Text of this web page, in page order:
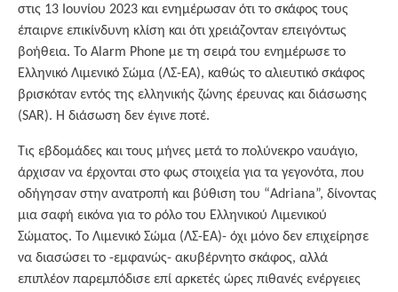
στις 13 Ιουνίου 2023 και ενημέρωσαν ότι το σκάφος τους
έπαιρνε επικίνδυνη κλίση και ότι χρειάζονταν επειγόντως
βοήθεια. Το Alarm Phone με τη σειρά του ενημέρωσε το
Ελληνικό Λιμενικό Σώμα (ΛΣ-ΕΑ), καθώς το αλιευτικό σκάφος
βρισκόταν εντός της ελληνικής ζώνης έρευνας και διάσωσης
(SAR). Η διάσωση δεν έγινε ποτέ.
Τις εβδομάδες και τους μήνες μετά το πολύνεκρο ναυάγιο,
άρχισαν να έρχονται στο φως στοιχεία για τα γεγονότα, που
οδήγησαν στην ανατροπή και βύθιση του “Adriana”, δίνοντας
μια σαφή εικόνα για το ρόλο του Ελληνικού Λιμενικού
Σώματος. Το Λιμενικό Σώμα (ΛΣ-ΕΑ)- όχι μόνο δεν επιχείρησε
να διασώσει το -εμφανώς- ακυβέρνητο σκάφος, αλλά
επιπλέον παρεμπόδισε επί αρκετές ώρες πιθανές ενέργειες